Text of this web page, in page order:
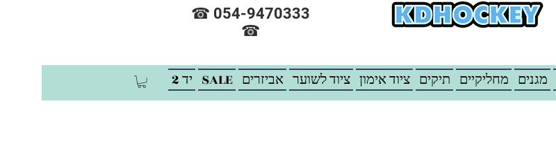
☎ 054-9470333
☎
מגנים מחליקיים תיקים ציוד אימון ציוד לשוער אביזרים SALE יד 2